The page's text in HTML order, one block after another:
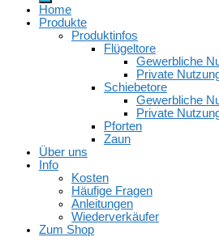
Home
Produkte
Produktinfos
Flügeltore
Gewerbliche
Private
Schiebetore
Gewerbliche
Private
Pforten
Zaun
Über uns
Info
Kosten
Häufige Fragen
Anleitungen
Wiederverkäufer
Zum Shop